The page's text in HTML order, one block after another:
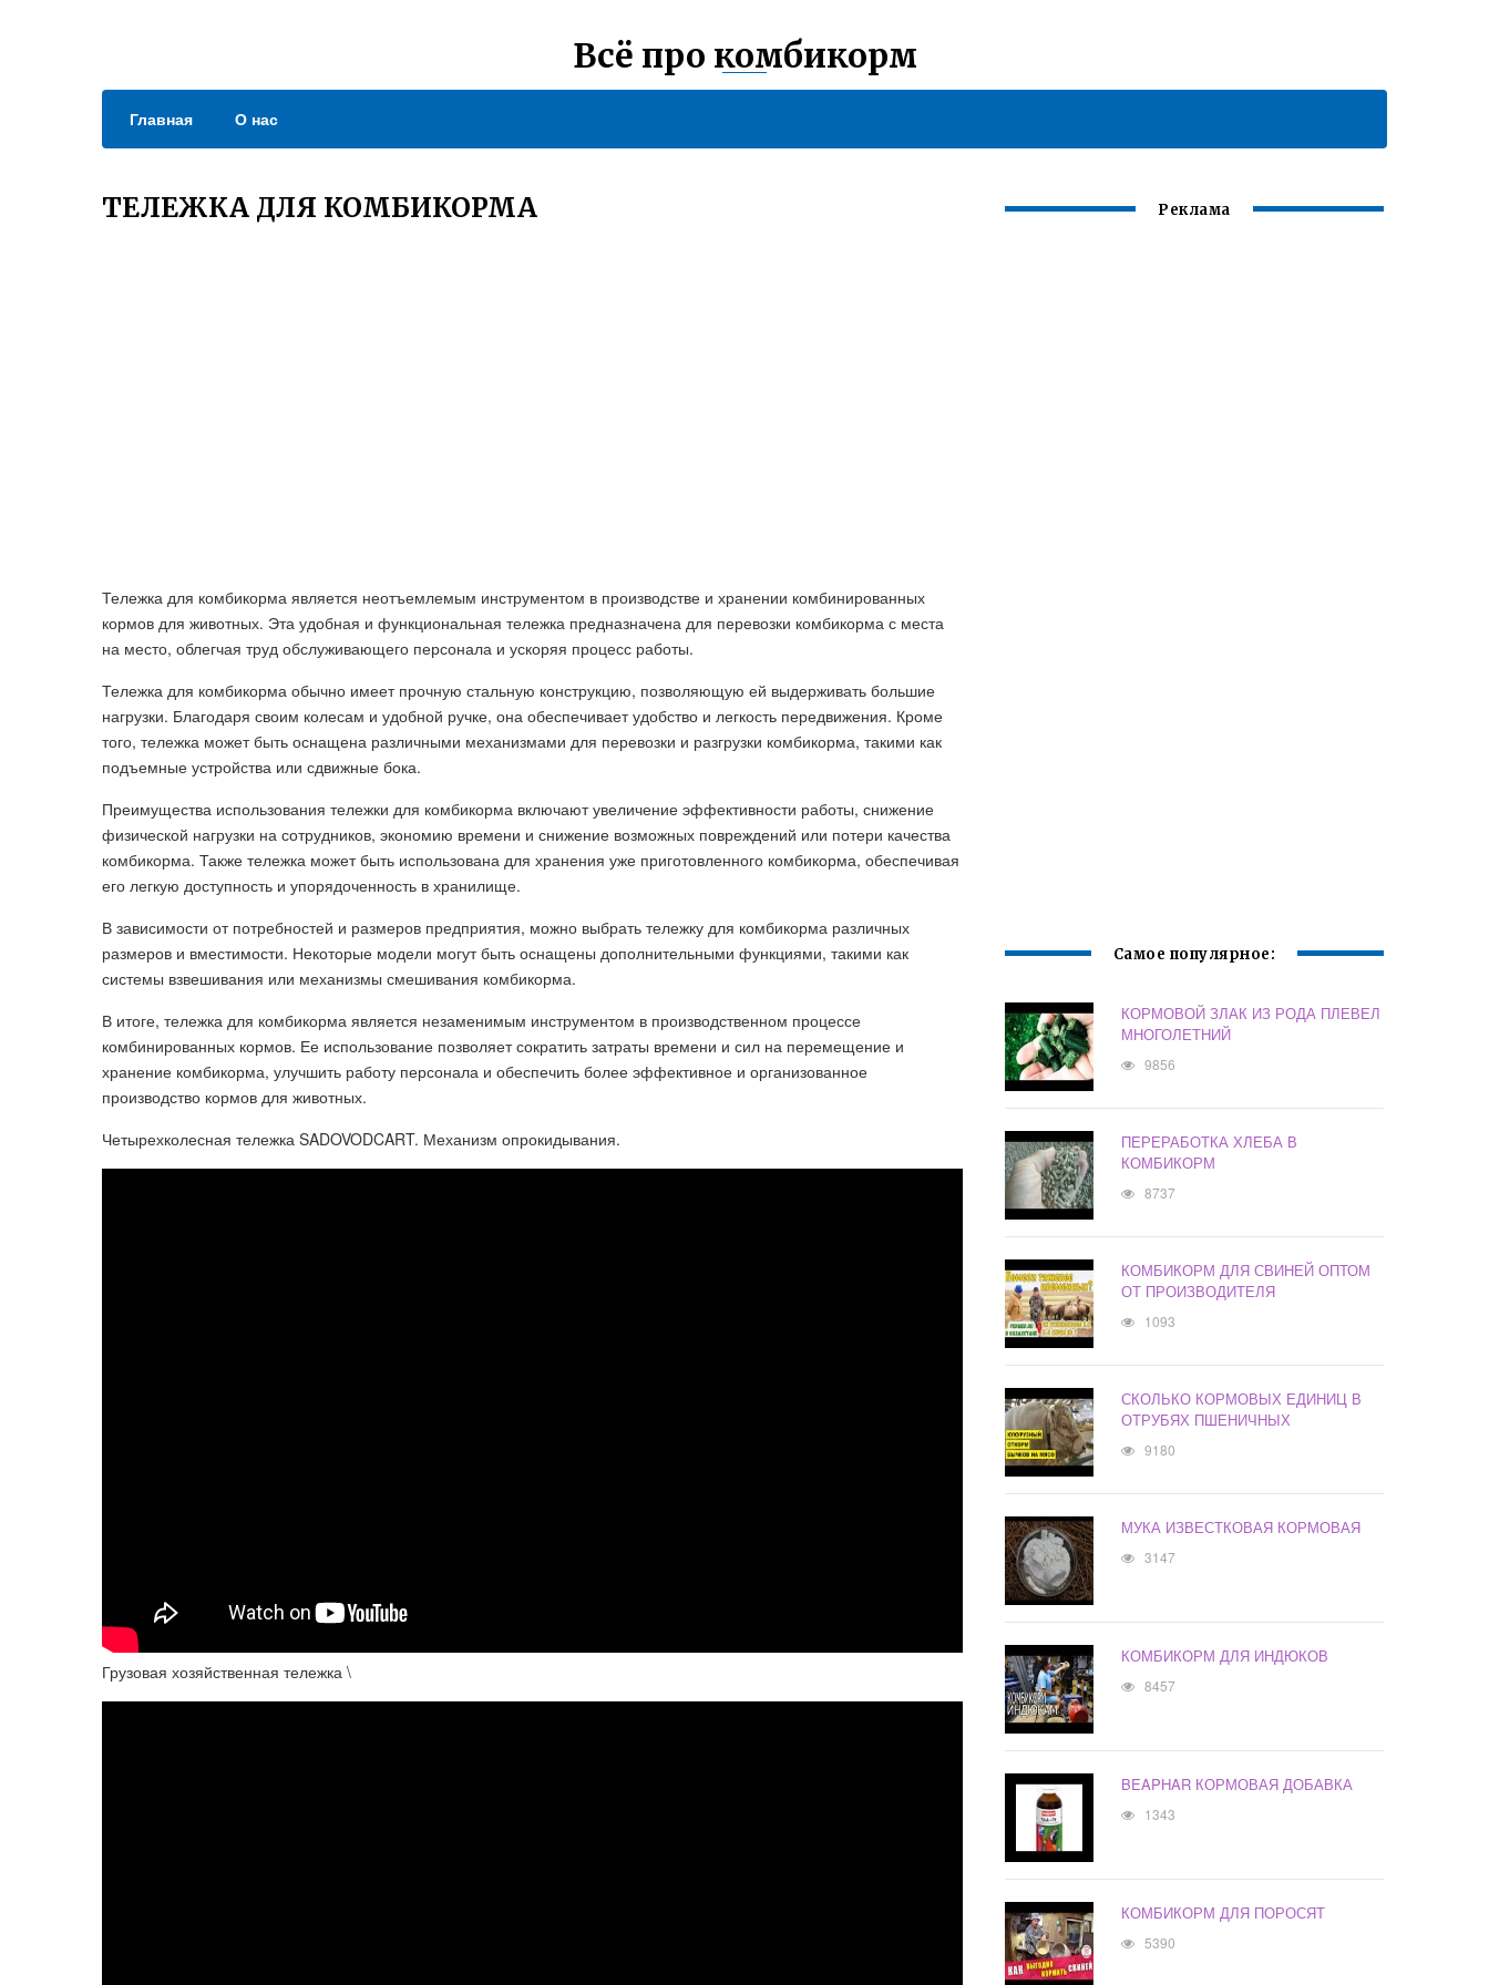
Всё про комбикорм
Главная О нас
ТЕЛЕЖКА ДЛЯ КОМБИКОРМА
Тележка для комбикорма является неотъемлемым инструментом в производстве и хранении комбинированных
кормов для животных. Эта удобная и функциональная тележка предназначена для перевозки комбикорма с места
на место, облегчая труд обслуживающего персонала и ускоряя процесс работы.
Тележка для комбикорма обычно имеет прочную стальную конструкцию, позволяющую ей выдерживать большие
нагрузки. Благодаря своим колесам и удобной ручке, она обеспечивает удобство и легкость передвижения. Кроме
того, тележка может быть оснащена различными механизмами для перевозки и разгрузки комбикорма, такими как
подъемные устройства или сдвижные бока.
Преимущества использования тележки для комбикорма включают увеличение эффективности работы, снижение
физической нагрузки на сотрудников, экономию времени и снижение возможных повреждений или потери качества
комбикорма. Также тележка может быть использована для хранения уже приготовленного комбикорма, обеспечивая
его легкую доступность и упорядоченность в хранилище.
В зависимости от потребностей и размеров предприятия, можно выбрать тележку для комбикорма различных
размеров и вместимости. Некоторые модели могут быть оснащены дополнительными функциями, такими как
системы взвешивания или механизмы смешивания комбикорма.
В итоге, тележка для комбикорма является незаменимым инструментом в производственном процессе
комбинированных кормов. Ее использование позволяет сократить затраты времени и сил на перемещение и
хранение комбикорма, улучшить работу персонала и обеспечить более эффективное и организованное
производство кормов для животных.
Четырехколесная тележка SADOVODCART. Механизм опрокидывания.
Грузовая хозяйственная тележка \
Реклама
Самое популярное:
КОРМОВОЙ ЗЛАК ИЗ РОДА ПЛЕВЕЛ
МНОГОЛЕТНИЙ
9856
ПЕРЕРАБОТКА ХЛЕБА В
КОМБИКОРМ
8737
КОМБИКОРМ ДЛЯ СВИНЕЙ ОПТОМ
ОТ ПРОИЗВОДИТЕЛЯ
1093
СКОЛЬКО КОРМОВЫХ ЕДИНИЦ В
ОТРУБЯХ ПШЕНИЧНЫХ
9180
МУКА ИЗВЕСТКОВАЯ КОРМОВАЯ
3147
КОМБИКОРМ ДЛЯ ИНДЮКОВ
8457
BEAPHAR КОРМОВАЯ ДОБАВКА
1343
КОМБИКОРМ ДЛЯ ПОРОСЯТ
5390